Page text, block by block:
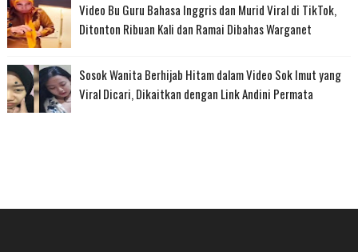
Video Bu Guru Bahasa Inggris dan Murid Viral di TikTok,
Ditonton Ribuan Kali dan Ramai Dibahas Warganet
Sosok Wanita Berhijab Hitam dalam Video Sok Imut yang
Viral Dicari, Dikaitkan dengan Link Andini Permata